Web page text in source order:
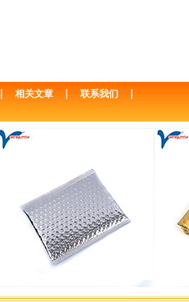
| 相关文章 | 联系我们 |